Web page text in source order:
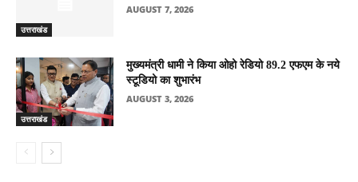
उत्तराखंड
AUGUST 7, 2026
उत्तराखंड
मुख्यमंत्री धामी ने किया ओहो रेडियो 89.2 एफएम के नये
स्टूडियो का शुभारंभ
AUGUST 3, 2026